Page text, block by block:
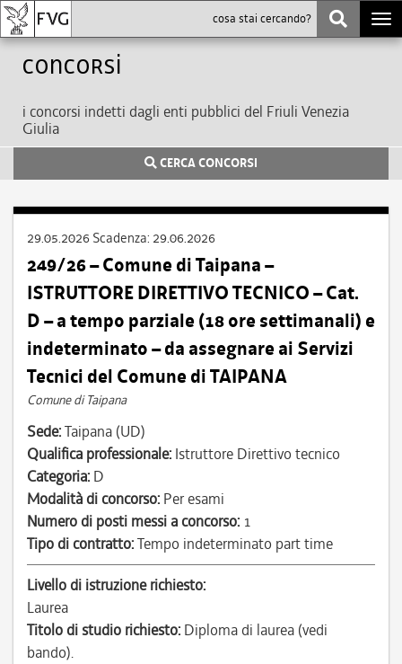
Concorsi
i concorsi indetti dagli enti pubblici del Friuli Venezia
Giulia
CERCA CONCORSI
29.05.2026 Scadenza: 29.06.2026
249/26 – Comune di Taipana –
ISTRUTTORE DIRETTIVO TECNICO – Cat.
D – a tempo parziale (18 ore settimanali) e
indeterminato – da assegnare ai Servizi
Tecnici del Comune di TAIPANA
Comune di Taipana
Sede:Taipana (UD)
Qualifica professionale: Istruttore Direttivo tecnico
Categoria: D
Modalità di concorso: Per esami
Numero di posti messi a concorso: 1
Tipo di contratto:Tempo indeterminato part time
Livello di istruzione richiesto:
Laurea
Titolo di studio richiesto: Diploma di laurea (vedi
bando).